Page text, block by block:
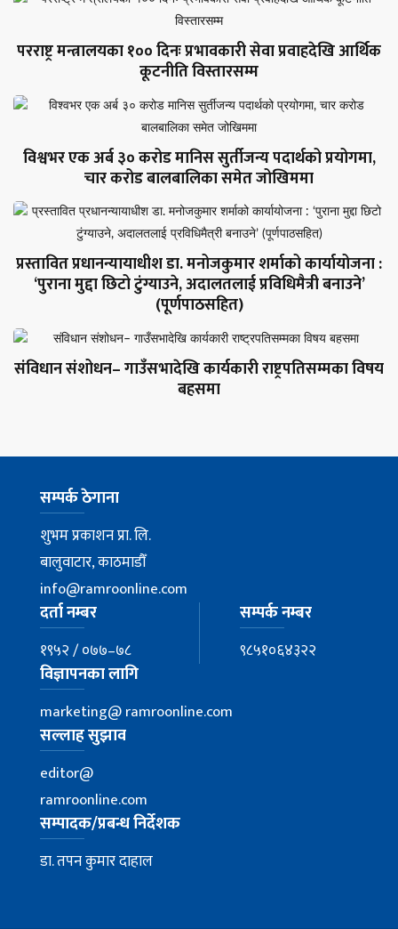
परराष्ट्र मन्त्रालयका १०० दिनः प्रभावकारी सेवा प्रवाहदेखि आर्थिक
कूटनीति विस्तारसम्म
विश्वभर एक अर्ब ३० करोड मानिस सुर्तीजन्य पदार्थको प्रयोगमा,
चार करोड बालबालिका समेत जोखिममा
प्रस्तावित प्रधानन्यायाधीश डा. मनोजकुमार शर्माको कार्यायोजना :
‘पुराना मुद्दा छिटो टुंग्याउने, अदालतलाई प्रविधिमैत्री बनाउने’
(पूर्णपाठसहित)
संविधान संशोधन– गाउँसभादेखि कार्यकारी राष्ट्रपतिसम्मका विषय
बहसमा
सम्पर्क ठेगाना
शुभम प्रकाशन प्रा. लि.
बालुवाटार, काठमाडौँ
info@ramroonline.com
दर्ता नम्बर
१९५२ / ०७७–७८
सम्पर्क नम्बर
९८५१०६४३२२
विज्ञापनका लागि
marketing@ ramroonline.com
सल्लाह सुझाव
editor@
ramroonline.com
सम्पादक/प्रबन्ध निर्देशक
डा. तपन कुमार दाहाल